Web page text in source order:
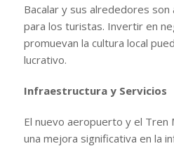
Bacalar y sus alrededores
para los turistas. Invertir en
promuevan la cultura local
lucrativo.
Infraestructura y Servicios
El nuevo aeropuerto y el Tren
una mejora significativa en la